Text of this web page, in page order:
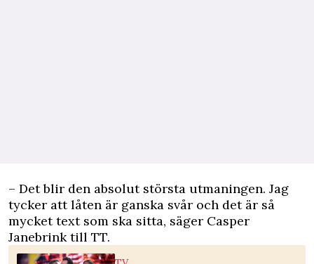
– Det blir den absolut största utmaningen. Jag
tycker att låten är ganska svår och det är så
mycket text som ska sitta, säger Casper
Janebrink till TT.